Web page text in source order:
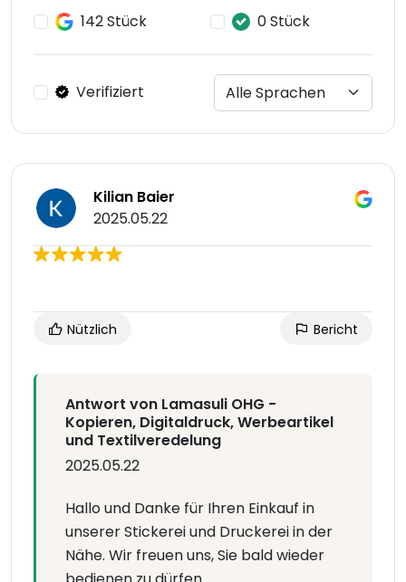
142 Stück
0 Stück
Verifiziert
Kilian Baier
2025.05.22
Nützlich Bericht
Antwort von Lamasuli OHG -
Kopieren, Digitaldruck, Werbeartikel
und Textilveredelung
2025.05.22
Hallo und Danke für Ihren Einkauf in
unserer Stickerei und Druckerei in der
Nähe. Wir freuen uns, Sie bald wieder